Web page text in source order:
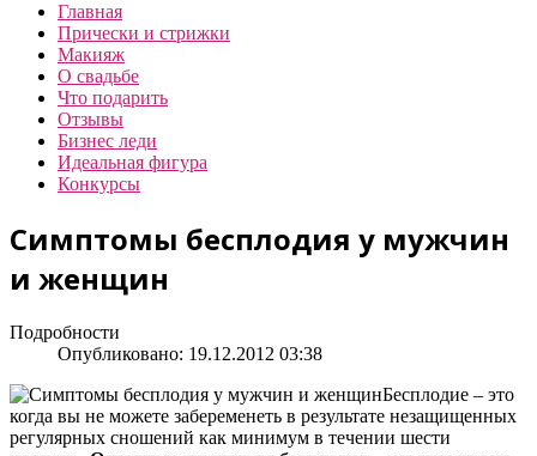
Главная
Прически и стрижки
Макияж
О свадьбе
Что подарить
Отзывы
Бизнес леди
Идеальная фигура
Конкурсы
Симптомы бесплодия у мужчин
и женщин
Подробности
Опубликовано: 19.12.2012 03:38
Бесплодие – это
когда вы не можете забеременеть в результате незащищенных
регулярных сношений как минимум в течении шести